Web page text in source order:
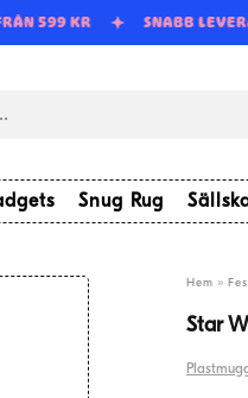
599 KR SNABB
Snug Rug
Hem »
Star